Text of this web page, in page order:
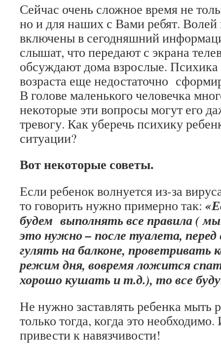
Сейчас очень сложное время не
но и для наших с Вами ребят.
включены в сегодняшний
слышат, что передают с экрана
обсуждают дома взрослые. Психика
возраста еще недостаточно
В голове маленького человечка
некоторые эти вопросы могут его
тревогу. Как уберечь психику
ситуации?
Вот некоторые советы.
Если ребенок волнуется из-за
то говорить нужно примерно так:
будем выполнять все правила (
это нужно – после туалета, перед
гулять на балконе, проветривать
режим дня, вовремя ложится
хорошо кушать и т.д.), то все
Не нужно заставлять ребенка мыть
только тогда, когда это
привести к навязчивости!